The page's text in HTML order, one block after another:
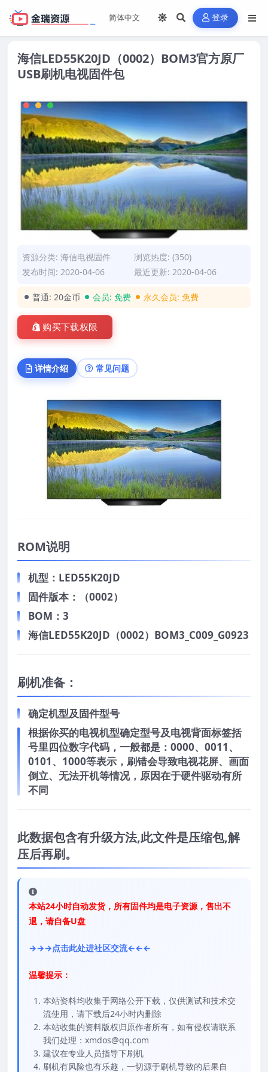
登录
海信LED55K20JD（0002）BOM3官方原厂
USB刷机电视固件包
资源分类: 海信电视固件
浏览热度: (350)
发布时间: 2020-04-06
最近更新: 2020-04-06
普通: 20金币 会员: 免费 永久会员: 免费
购买下载权限
详情介绍 常见问题
ROM说明
机型：LED55K20JD
固件版本：（0002）
BOM：3
海信LED55K20JD（0002）BOM3_C009_G0923
刷机准备：
确定机型及固件型号
根据你买的电视机型确定型号及电视背面标签括
号里四位数字代码，一般都是：0000、0011、
0101、1000等表示，刷错会导致电视花屏、画面
倒立、无法开机等情况，原因在于硬件驱动有所
不同
此数据包含有升级方法,此文件是压缩包,解
压后再刷。
本站24小时自动发货，所有固件均是电子资源，售出不
退，请自备U盘
→→→点击此处进社区交流←←←
温馨提示：
本站资料均收集于网络公开下载，仅供测试和技术交
流使用，请下载后24小时内删除
本站收集的资料版权归原作者所有，如有侵权请联系
我们处理：xmdos@qq.com
建议在专业人员指导下刷机
刷机有风险也有乐趣，一切源于刷机导致的后果自